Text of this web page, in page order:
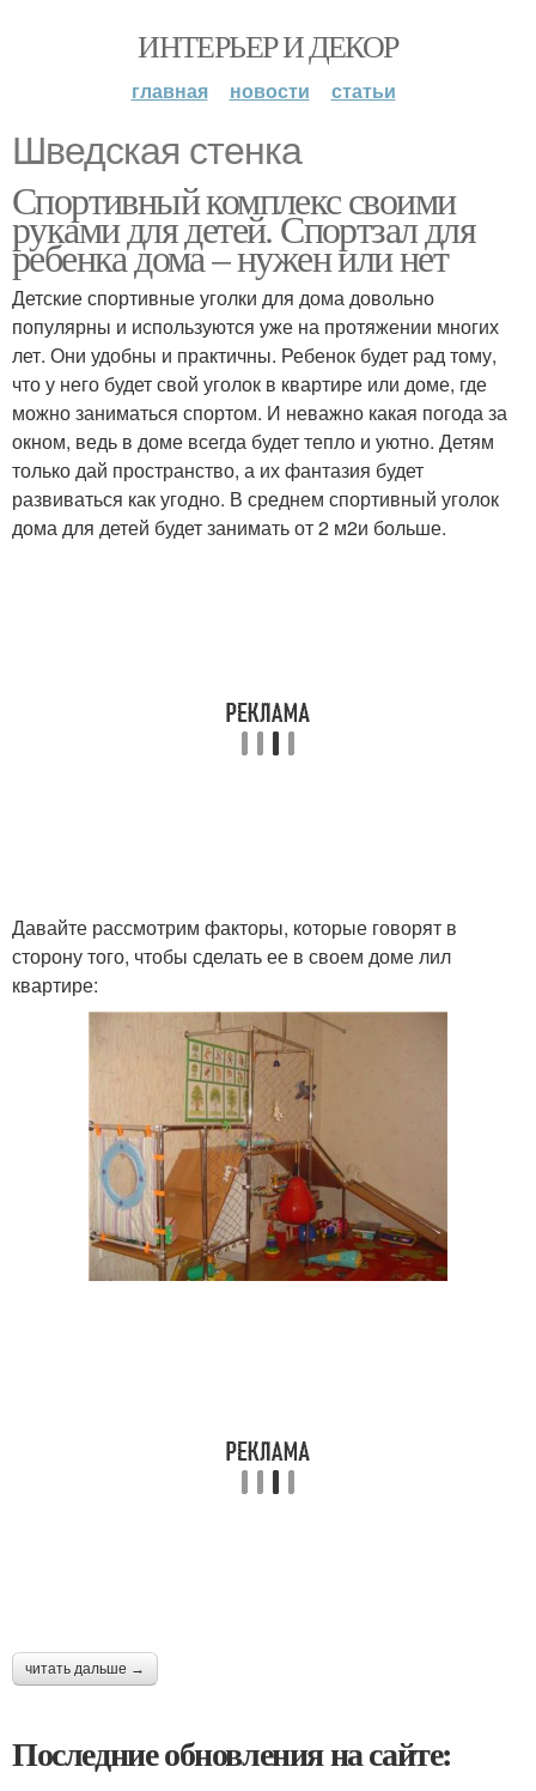
ИНТЕРЬЕР И ДЕКОР
главная новости статьи
Шведская стенка
Спортивный комплекс своими
руками для детей. Спортзал для
ребенка дома – нужен или нет
Детские спортивные уголки для дома довольно
популярны и используются уже на протяжении многих
лет. Они удобны и практичны. Ребенок будет рад тому,
что у него будет свой уголок в квартире или доме, где
можно заниматься спортом. И неважно какая погода за
окном, ведь в доме всегда будет тепло и уютно. Детям
только дай пространство, а их фантазия будет
развиваться как угодно. В среднем спортивный уголок
дома для детей будет занимать от 2 м2и больше.
Давайте рассмотрим факторы, которые говорят в
сторону того, чтобы сделать ее в своем доме лил
квартире:
читать дальше →
Последние обновления на сайте: